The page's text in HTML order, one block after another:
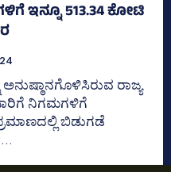
ಇನ್ನೂ 513.34 ಕೋಟಿ
ರಾಜ್ಯ
ಸಾರಿಗೆ ನಿಗಮಗಳಿಗೆ
ಬಿಡುಗಡೆ